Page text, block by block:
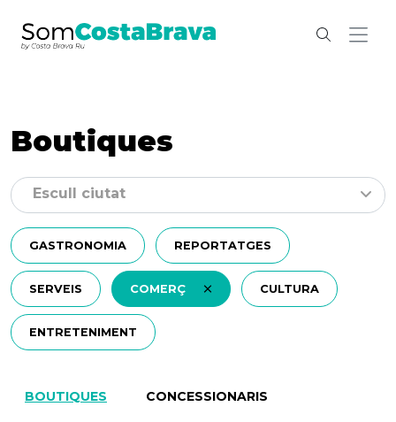
Boutiques
GASTRONOMIA REPORTATGES
SERVEIS COMERÇ CULTURA
ENTRETENIMENT
Escull ciutat
BOUTIQUES CONCESSIONARIS